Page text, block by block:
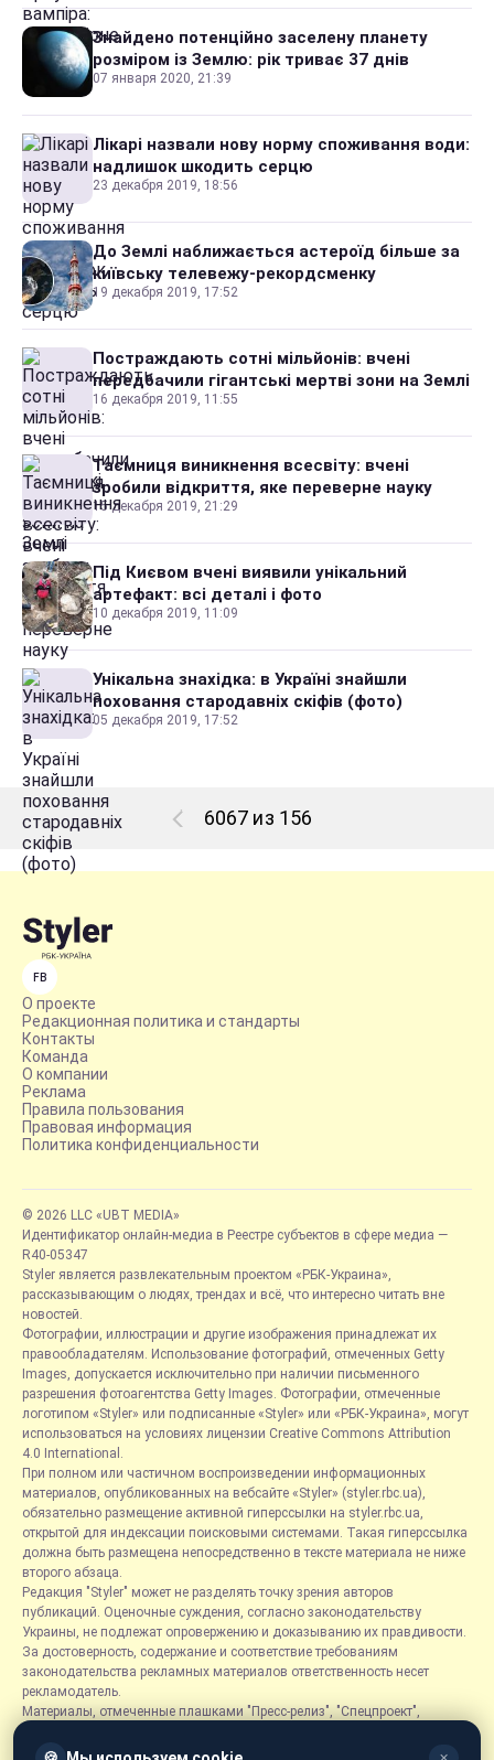
Знайдено потенційно заселену планету
розміром із Землю: рік триває 37 днів
07 января 2020, 21:39
Лікарі назвали нову норму споживання води:
надлишок шкодить серцю
23 декабря 2019, 18:56
До Землі наближається астероїд більше за
київську телевежу-рекордсменку
19 декабря 2019, 17:52
Постраждають сотні мільйонів: вчені
передбачили гігантські мертві зони на Землі
16 декабря 2019, 11:55
Таємниця виникнення всесвіту: вчені
зробили відкриття, яке переверне науку
15 декабря 2019, 21:29
Під Києвом вчені виявили унікальний
артефакт: всі деталі і фото
10 декабря 2019, 11:09
Унікальна знахідка: в Україні знайшли
поховання стародавніх скіфів (фото)
05 декабря 2019, 17:52
6067 из 156
FB
О проекте
Редакционная политика и стандарты
Контакты
Команда
О компании
Реклама
Правила пользования
Правовая информация
Политика конфиденциальности
© 2026 LLC «UBT MEDIA»
Идентификатор онлайн-медиа в Реестре субъектов в сфере медиа —
R40-05347
Styler является развлекательным проектом «РБК-Украина»,
рассказывающим о людях, трендах и всё, что интересно читать вне
новостей.
Фотографии, иллюстрации и другие изображения принадлежат их
правообладателям. Использование фотографий, отмеченных Getty
Images, допускается исключительно при наличии письменного
разрешения фотоагентства Getty Images. Фотографии, отмеченные
логотипом «Styler» или подписанные «Styler» или «РБК-Украина», могут
использоваться на условиях лицензии Creative Commons Attribution
4.0 International.
При полном или частичном воспроизведении информационных
материалов, опубликованных на вебсайте «Styler» (styler.rbc.ua),
обязательно размещение активной гиперссылки на styler.rbc.ua,
открытой для индексации поисковыми системами. Такая гиперссылка
должна быть размещена непосредственно в тексте материала не ниже
второго абзаца.
Редакция "Styler" может не разделять точку зрения авторов
публикаций. Оценочные суждения, согласно законодательству
Украины, не подлежат опровержению и доказыванию их правдивости.
За достоверность, содержание и соответствие требованиям
законодательства рекламных материалов ответственность несет
рекламодатель.
Материалы, отмеченные плашками "Пресс-релиз", "Спецпроект",
размещаются на правах рекламы.